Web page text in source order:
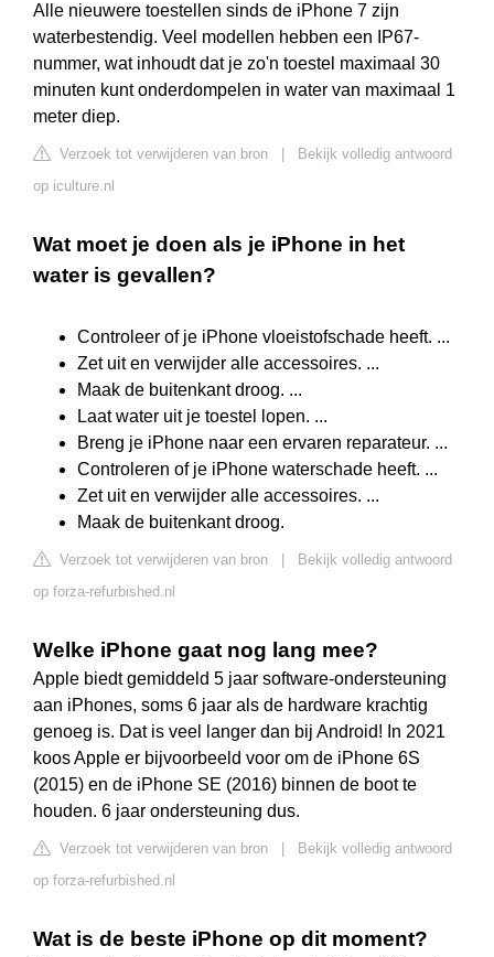
Alle nieuwere toestellen sinds de iPhone 7 zijn
waterbestendig. Veel modellen hebben een IP67-
nummer, wat inhoudt dat je zo'n toestel maximaal 30
minuten kunt onderdompelen in water van maximaal 1
meter diep.
Verzoek tot verwijderen van bron
Bekijk volledig antwoord
op iculture.nl
Wat moet je doen als je iPhone in het
water is gevallen?
Controleer of je iPhone vloeistofschade heeft. ...
Zet uit en verwijder alle accessoires. ...
Maak de buitenkant droog. ...
Laat water uit je toestel lopen. ...
Breng je iPhone naar een ervaren reparateur. ...
Controleren of je iPhone waterschade heeft. ...
Zet uit en verwijder alle accessoires. ...
Maak de buitenkant droog.
Verzoek tot verwijderen van bron
Bekijk volledig antwoord
op forza-refurbished.nl
Welke iPhone gaat nog lang mee?
Apple biedt gemiddeld 5 jaar software-ondersteuning
aan iPhones, soms 6 jaar als de hardware krachtig
genoeg is. Dat is veel langer dan bij Android! In 2021
koos Apple er bijvoorbeeld voor om de iPhone 6S
(2015) en de iPhone SE (2016) binnen de boot te
houden. 6 jaar ondersteuning dus.
Verzoek tot verwijderen van bron
Bekijk volledig antwoord
op forza-refurbished.nl
Wat is de beste iPhone op dit moment?